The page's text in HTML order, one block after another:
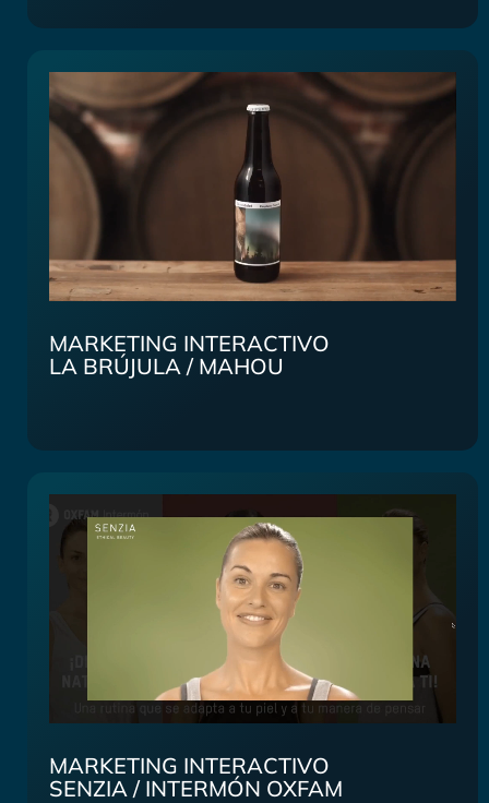
MARKETING INTERACTIVO
LA BRÚJULA / MAHOU
MARKETING INTERACTIVO
SENZIA / INTERMÓN OXFAM